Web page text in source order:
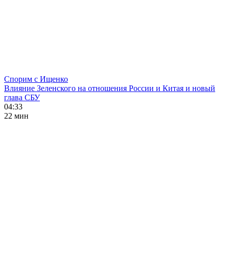
Спорим с Ищенко
Влияние Зеленского на отношения России и Китая и новый
глава СБУ
04:33
22 мин